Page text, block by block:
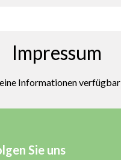
Impressum
Informationen verfügbar
Sie uns